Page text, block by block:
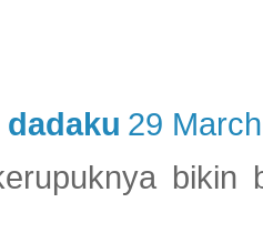
29
bikin